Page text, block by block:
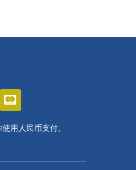
用人民币支付。